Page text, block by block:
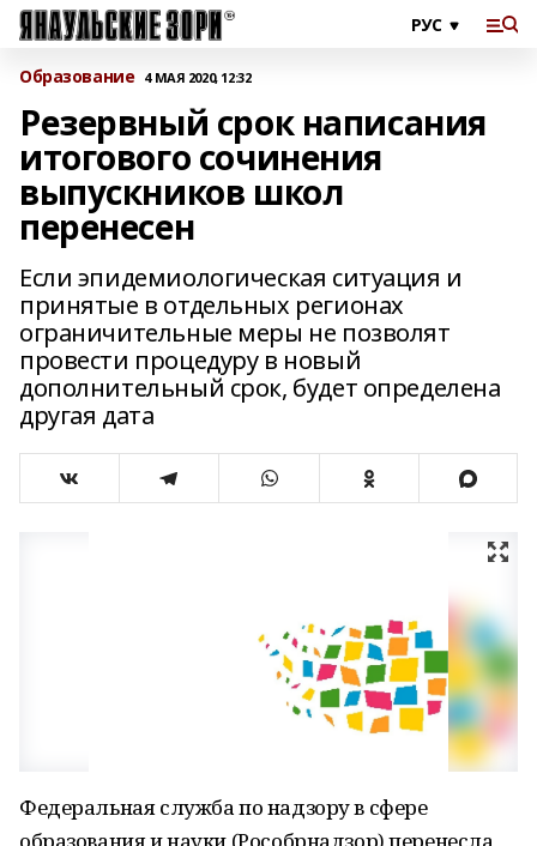
Образование 4 МАЯ 2020, 12:32
Резервный срок написания
итогового сочинения
выпускников школ
перенесен
Если эпидемиологическая ситуация и
принятые в отдельных регионах
ограничительные меры не позволят
провести процедуру в новый
дополнительный срок, будет определена
другая дата
Федеральная служба по надзору в сфере